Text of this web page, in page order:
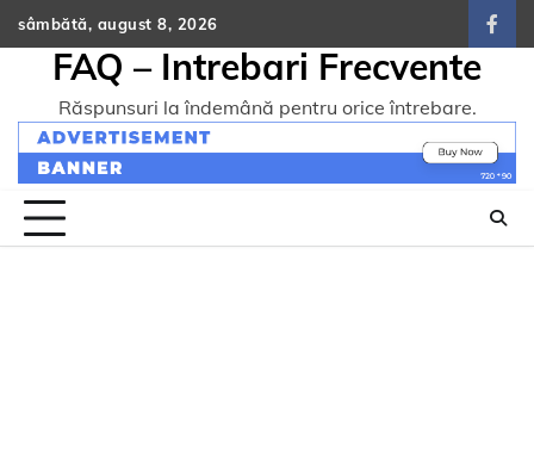
Skip
to
content
sâmbătă, august 8, 2026
FAQ – Intrebari Frecvente
Răspunsuri la îndemână pentru orice întrebare.